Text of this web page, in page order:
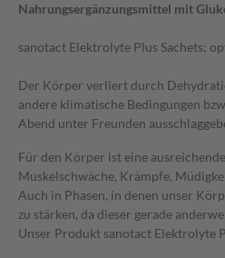
Nahrungsergänzungsmittel mit
sanotact Elektrolyte Plus Sachets:
Der Körper verliert durch
andere klimatische Bedingungen
Abend unter Freunden
Für den Körper ist eine
Muskelschwäche, Krämpfe,
Auch in Phasen, in denen unser
zu stärken, da dieser gerade
Unser Produkt sanotact Elektrolyte